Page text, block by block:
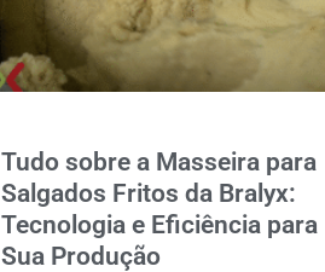
Tudo sobre a Masseira para
Salgados Fritos da Bralyx:
Tecnologia e Eficiência para
Sua Produção